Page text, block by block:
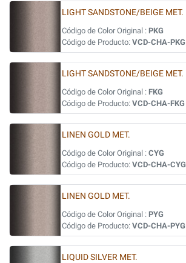
LIGHT SANDSTONE/BEIGE MET.
Código de Color Original : PKG
Código de Producto: VCD-CHA-PKG
LIGHT SANDSTONE/BEIGE MET.
Código de Color Original : FKG
Código de Producto: VCD-CHA-FKG
LINEN GOLD MET.
Código de Color Original : CYG
Código de Producto: VCD-CHA-CYG
LINEN GOLD MET.
Código de Color Original : PYG
Código de Producto: VCD-CHA-PYG
LIQUID SILVER MET.